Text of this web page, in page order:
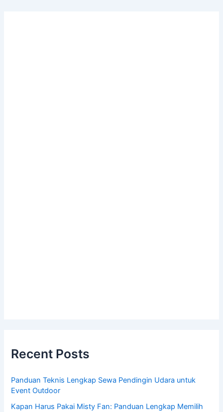
Recent Posts
Panduan Teknis Lengkap Sewa Pendingin Udara untuk
Event Outdoor
Kapan Harus Pakai Misty Fan: Panduan Lengkap Memilih